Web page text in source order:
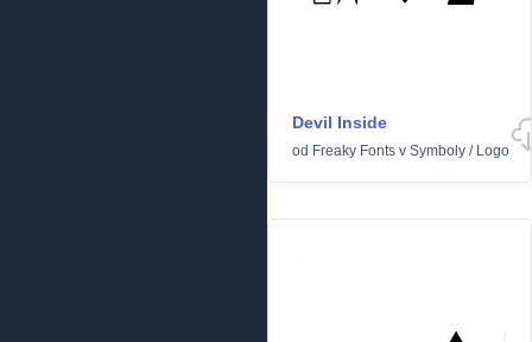
Devil Inside
od Freaky Fonts v Symboly / Logo